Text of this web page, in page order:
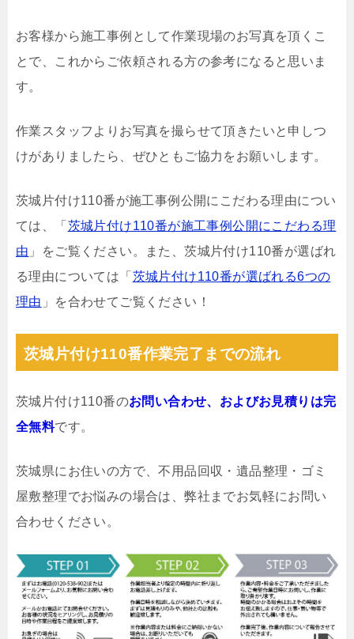
お客様から施工事例として作業現場のお写真を頂くこ
とで、これからご依頼される方の参考になると思いま
す。
作業スタッフよりお写真を撮らせて頂きたいと申しつ
けがありましたら、ぜひともご協力をお願いします。
茨城片付け110番が施工事例公開にこだわる理由につい
ては、「 茨城片付け110番が施工事例公開にこだわる理
由 」をご覧ください。また、茨城片付け110番が選ばれ
る理由については「 茨城片付け110番が選ばれる6つの
理由 」を合わせてご覧ください！
茨城片付け110番作業完了までの流れ
茨城片付け110番のお問い合わせ、およびお見積りは完
全無料です。
茨城県にお住いの方で、不用品回収・遺品整理・ゴミ
屋敷整理でお悩みの場合は、弊社までお気軽にお問い
合わせください。